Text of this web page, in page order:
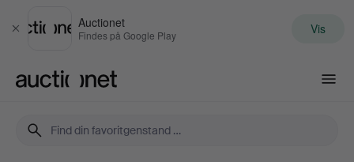
Luk
Auctionet
Findes på Google Play Vis